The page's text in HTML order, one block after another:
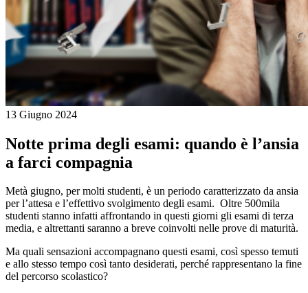
13 Giugno 2024
Notte prima degli esami: quando è l’ansia
a farci compagnia
Metà giugno, per molti studenti, è un periodo caratterizzato da ansia
per l’attesa e l’effettivo svolgimento degli esami. Oltre 500mila
studenti stanno infatti affrontando in questi giorni gli esami di terza
media, e altrettanti saranno a breve coinvolti nelle prove di maturità.
Ma quali sensazioni accompagnano questi esami, così spesso temuti
e allo stesso tempo così tanto desiderati, perché rappresentano la fine
del percorso scolastico?